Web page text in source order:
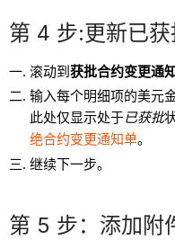
第 4 步:更新已
滚动到获批合约变更通
输入每个明细项的美元
此处仅显示处于已获批
绝合约变更通知单。
继续下一步。
第 5 步：添加附